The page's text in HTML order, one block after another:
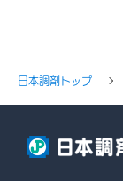
日本調剤トップ